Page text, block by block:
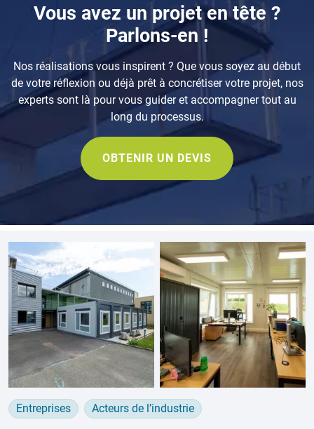
Vous avez un projet en tête ?
Parlons-en !
Nos réalisations vous inspirent ? Que vous soyez au début
de votre réflexion ou déjà prêt à concrétiser votre projet, nos
experts sont là pour vous guider et accompagner tout au
long du processus.
OBTENIR UN DEVIS
Entreprises Acteurs de l’industrie